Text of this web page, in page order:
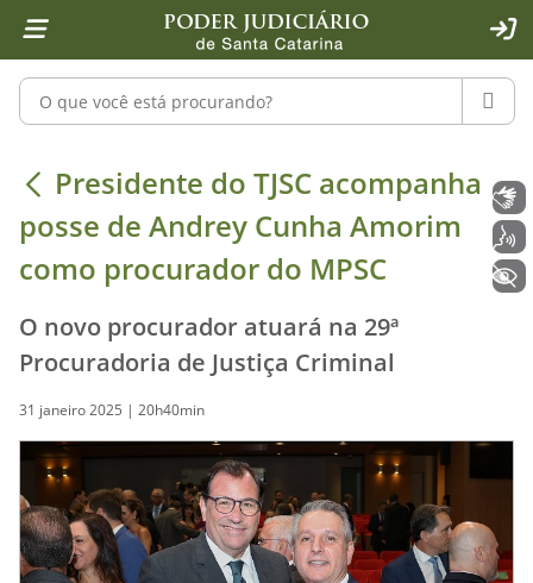
1 Ir para o conteúdo
2 Ir para a ferramenta de acessibilidade - Rybená
4 Ir para o menu principal
5 Ir para a pesquisa
6 Ir para o rodapé
7 Ir para a página inicial
Pesquisar no portal
Presidente do TJSC acompanha
Presidente do TJSC acompanha
posse de Andrey Cunha Amorim
como procurador do MPSC
O novo procurador atuará na 29ª
Procuradoria de Justiça Criminal
31 janeiro 2025 | 20h40min
Libras
Voz
+ Acessibilidade